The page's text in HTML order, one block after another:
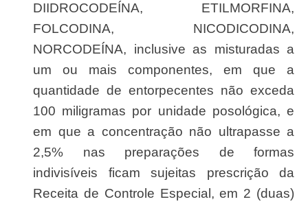
DIIDROCODEÍNA, ETILMORFINA,
FOLCODINA, NICODICODINA,
NORCODEÍNA, inclusive as misturadas a
um ou mais componentes, em que a
quantidade de entorpecentes não exceda
100 miligramas por unidade posológica, e
em que a concentração não ultrapasse a
2,5% nas preparações de formas
indivisíveis ficam sujeitas prescrição da
Receita de Controle Especial, em 2 (duas)